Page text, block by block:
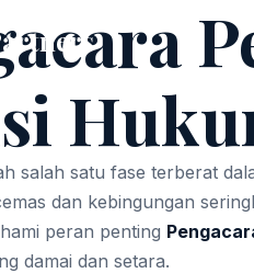
salah satu fase terberat
dan kebingungan
peran penting
damai dan setara.